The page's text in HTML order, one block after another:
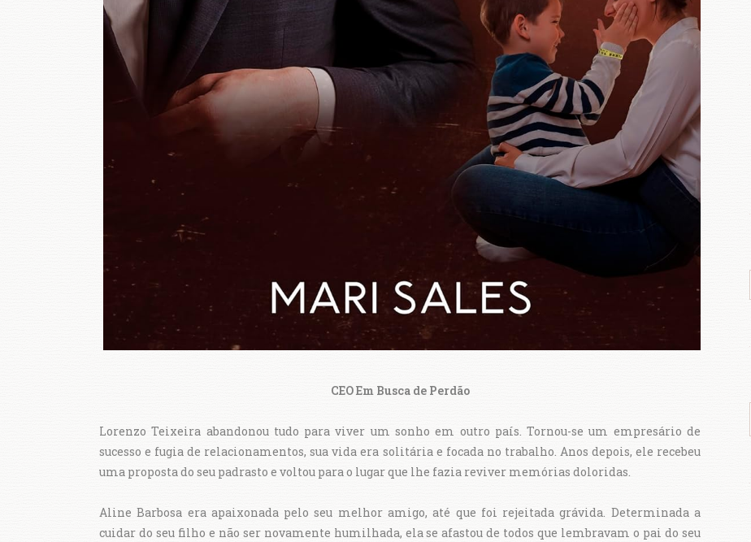
CEO Em Busca de Perdão
Lorenzo Teixeira abandonou tudo para viver um sonho em outro país. Tornou-se um empresário de
sucesso e fugia de relacionamentos, sua vida era solitária e focada no trabalho. Anos depois, ele recebeu
uma proposta do seu padrasto e voltou para o lugar que lhe fazia reviver memórias doloridas.
Aline Barbosa era apaixonada pelo seu melhor amigo, até que foi rejeitada grávida. Determinada a
cuidar do seu filho e não ser novamente humilhada, ela se afastou de todos que lembravam o pai do seu